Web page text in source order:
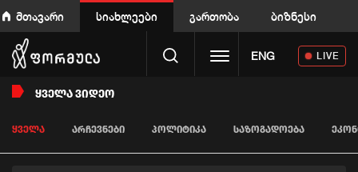
მთავარი სიახლეები გართობა ბიზნესი
Toggle navigation
ENG LIVE
ᲧᲕᲔᲚᲐ ᲕᲘᲓᲔᲝ
ᲧᲕᲔᲚᲐ ᲐᲠᲩᲔᲕᲜᲔᲑᲘ ᲞᲝᲚᲘᲢᲘᲙᲐ ᲡᲐᲖᲝᲒᲐᲓᲝᲔᲑᲐ